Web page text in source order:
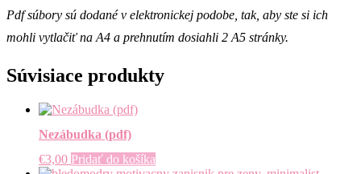
Pdf súbory sú dodané v elektronickej podobe, tak, aby ste si ich
mohli vytlačiť na A4 a prehnutím dosiahli 2 A5 stránky.
Súvisiace produkty
Nezábudka (pdf)
€3,00 Pridať do košíka